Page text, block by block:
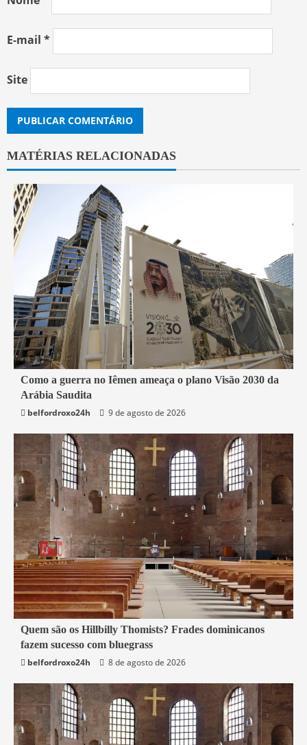
E-mail *
Site
MATÉRIAS RELACIONADAS
4 min read
Mundo
Como a guerra no Iêmen ameaça o plano Visão 2030 da
Arábia Saudita
belfordroxo24h
9 de agosto de 2026
4 min read
Mundo
Quem são os Hillbilly Thomists? Frades dominicanos
fazem sucesso com bluegrass
belfordroxo24h
8 de agosto de 2026